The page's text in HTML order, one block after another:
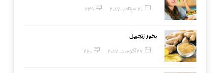
20 سپتامبر, 2017 249
بخور زنجبیل
27 آگوست, 2017 260